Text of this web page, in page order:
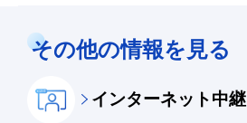
その他の情報を見る
インターネット中継